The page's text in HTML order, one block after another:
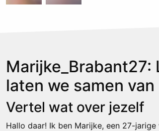
laten we samen
Vertel wat over jezelf
Hallo daar! Ik ben Marijke, een 27-